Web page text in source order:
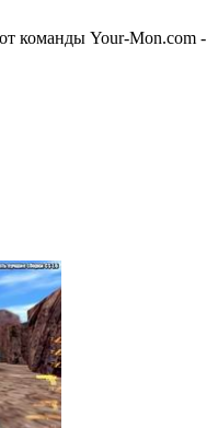
команды Your-Mon.com -